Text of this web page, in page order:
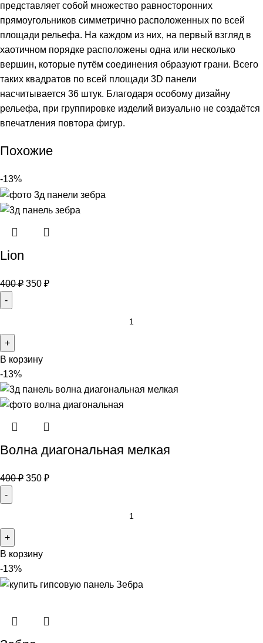
представляет собой множество равносторонних
прямоугольников симметрично расположенных по всей
площади рельефа. На каждом из них, на первый взгляд в
хаотичном порядке расположены одна или несколько
вершин, которые путём соединения образуют грани. Всего
таких квадратов по всей площади 3D панели
насчитывается 36 штук. Благодаря особому дизайну
рельефа, при группировке изделий визуально не создаётся
впечатления повтора фигур.
Похожие
-13%
Lion
400₽ 350 ₽
В корзину
-13%
Волна диагональная мелкая
400₽ 350 ₽
В корзину
-13%